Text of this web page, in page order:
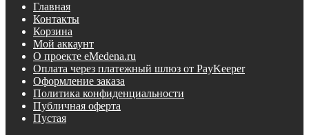
Главная
Контакты
Корзина
Мой аккаунт
О проекте eMedena.ru
Оплата через платежный шлюз от PayKeeper
Оформление заказа
Политика конфиденциальности
Публичная оферта
Пустая